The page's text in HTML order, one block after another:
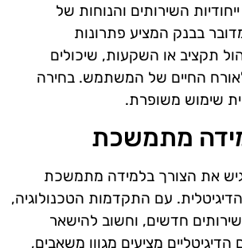
השירותים והנוחות של
בבנק המציע פתרונות
תקציב או השקעות, שיכולים
החיים של המשתמש. בחירה
שימוש משופרת.
מתמשכת
את הצורך בלמידה מתמשכת
עם התקדמות הטכנולוגיה,
חדשים, וחשוב להישאר
מציעים מגוון משאבים,